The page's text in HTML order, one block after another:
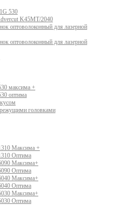
530
K45MT/2040
оптоволоконный для лазерной
оптоволоконный для лазерной
максима +
оптима
головками
Максима +
Оптима
Максима+
Оптима
Максима+
Оптима
Максима+
Оптима